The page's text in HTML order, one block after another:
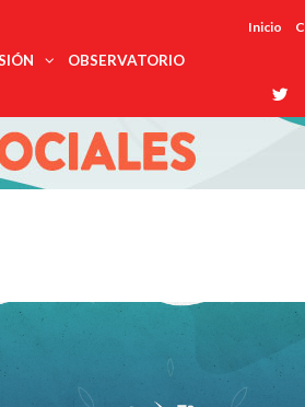
Inicio
pública
Asociaciones
profesionales
Grupos de
Entidades
Reconoce
OBSERVATORIO